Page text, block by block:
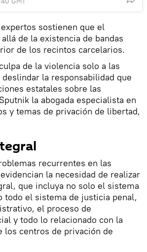
sostienen que el
de la existencia de bandas
de los recintos carcelarios.
de la violencia solo a las
la responsabilidad que
estatales sobre las
la abogada especialista en
y temas de privación de libertad,
recurrentes en las
la necesidad de realizar
que incluya no solo el sistema
todo el sistema de justicia penal,
el proceso de
y todo lo relacionado con la
los centros de privación de